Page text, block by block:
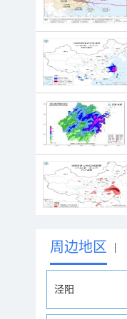
周边地区 |
泾阳